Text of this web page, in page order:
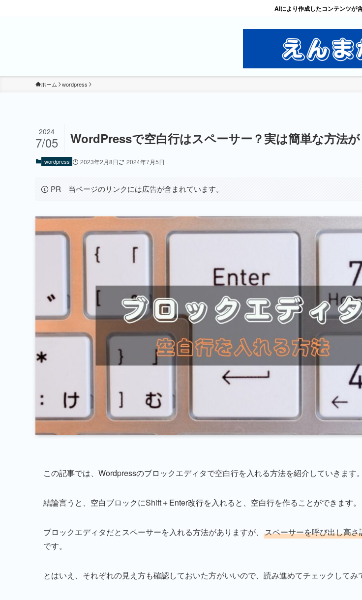
AIにより作成したコンテンツが
ホーム wordpress
WordPressで空白行はスペーサー？実は簡単な方法が
2024
7/05
wordpress 2023年2月8日 2024年7月5日
PR 当ページのリンクには広告が含まれています。
この記事では、Wordpressのブロックエディタで空白行を入れる方法を紹介していきます。
結論言うと、空白ブロックにShift＋Enter改行を入れると、空白行を作ることができます。
ブロックエディタだとスペーサーを入れる方法がありますが、 スペーサーを呼び出し高
です。
とはいえ、それぞれの見え方も確認しておいた方がいいので、読み進めてチェックしてみ